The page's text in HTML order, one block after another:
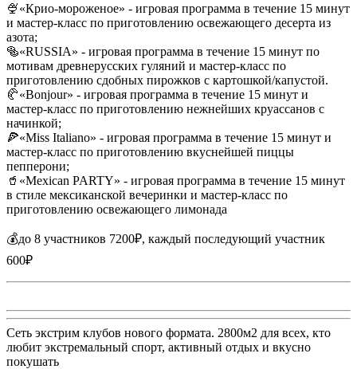
🍨«Крио-мороженое» - игровая программа в течение 15 минут
и мастер-класс по приготовлению освежающего десерта из
азота;
🥯«RUSSIA» - игровая программа в течение 15 минут по
мотивам древнерусских гуляний и мастер-класс по
приготовлению сдобных пирожков с картошкой/капустой.
🥐«Bonjour» - игровая программа в течение 15 минут и
мастер-класс по приготовлению нежнейших круассанов с
начинкой;
🍕«Miss Italiano» - игровая программа в течение 15 минут и
мастер-класс по приготовлению вкуснейшей пиццы
пепперони;
🥤«Mexican PARTY» - игровая программа в течение 15 минут
в стиле мексиканской вечеринки и мастер-класс по
приготовлению освежающего лимонада
💰до 8 участников 7200₽, каждый последующий участник
600₽
Сеть экстрим клубов нового формата. 2800м2 для всех, кто
любит экстремальный спорт, активный отдых и вкусно
покушать